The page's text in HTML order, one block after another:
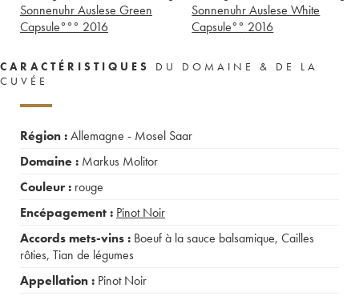
Sonnenuhr Auslese Green
Capsule°°° 2016
Sonnenuhr Auslese White
Capsule°° 2016
CARACTÉRISTIQUES
DU DOMAINE & DE LA
CUVÉE
Région :Allemagne - Mosel Saar
Domaine : Markus Molitor
Couleur : rouge
Encépagement : Pinot Noir
Accords mets-vins : Boeuf à la sauce balsamique, Cailles
rôties, Tian de légumes
Appellation : Pinot Noir